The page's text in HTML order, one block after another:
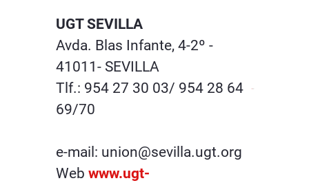
UGT SEVILLA
Avda. Blas Infante, 4-2º -
41011- SEVILLA
Tlf.: 954 27 30 03/ 954 28 64
69/70
e-mail: union@sevilla.ugt.org
Web www.ugt-